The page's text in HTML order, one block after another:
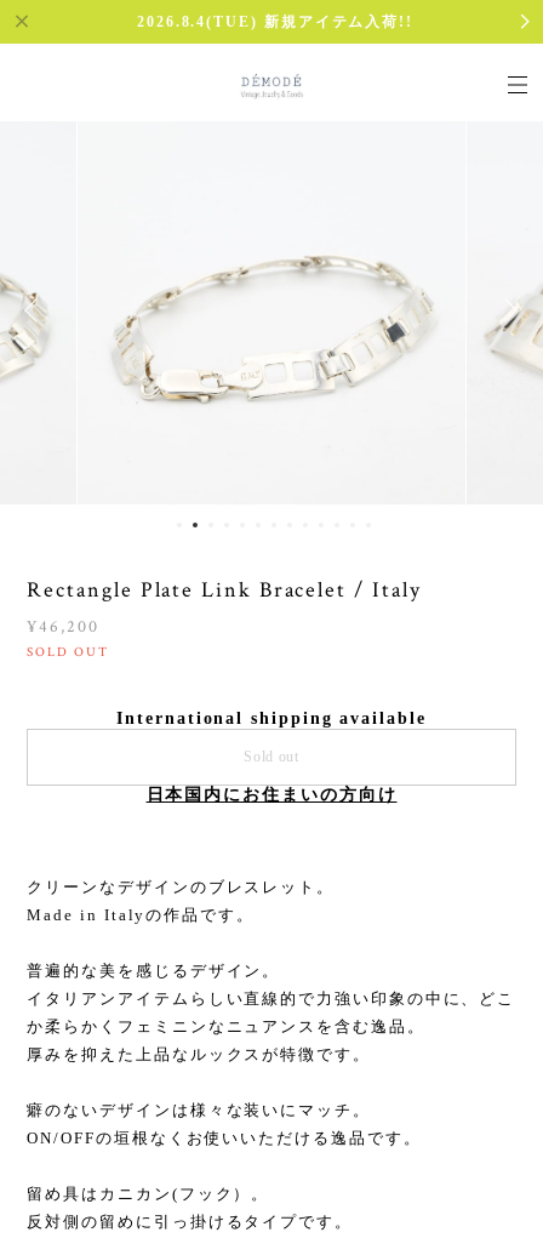
2026.8.4(TUE) 新規アイテム入荷!!
Rectangle Plate Link Bracelet / Italy
¥46,200
SOLD OUT
International shipping available
Sold out
日本国内にお住まいの方向け
クリーンなデザインのブレスレット。
Made in Italyの作品です。
普遍的な美を感じるデザイン。
イタリアンアイテムらしい直線的で力強い印象の中に、どこ
か柔らかくフェミニンなニュアンスを含む逸品。
厚みを抑えた上品なルックスが特徴です。
癖のないデザインは様々な装いにマッチ。
ON/OFFの垣根なくお使いいただける逸品です。
留め具はカニカン(フック）。
反対側の留めに引っ掛けるタイプです。